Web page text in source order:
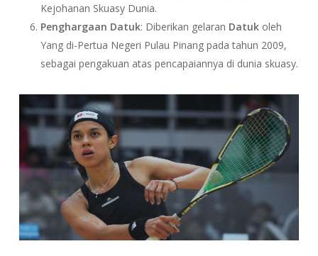
Kejohanan Skuasy Dunia.
Penghargaan Datuk: Diberikan gelaran Datukoleh
Yang di-Pertua Negeri Pulau Pinang pada tahun 2009,
sebagai pengakuan atas pencapaiannya di dunia skuasy.